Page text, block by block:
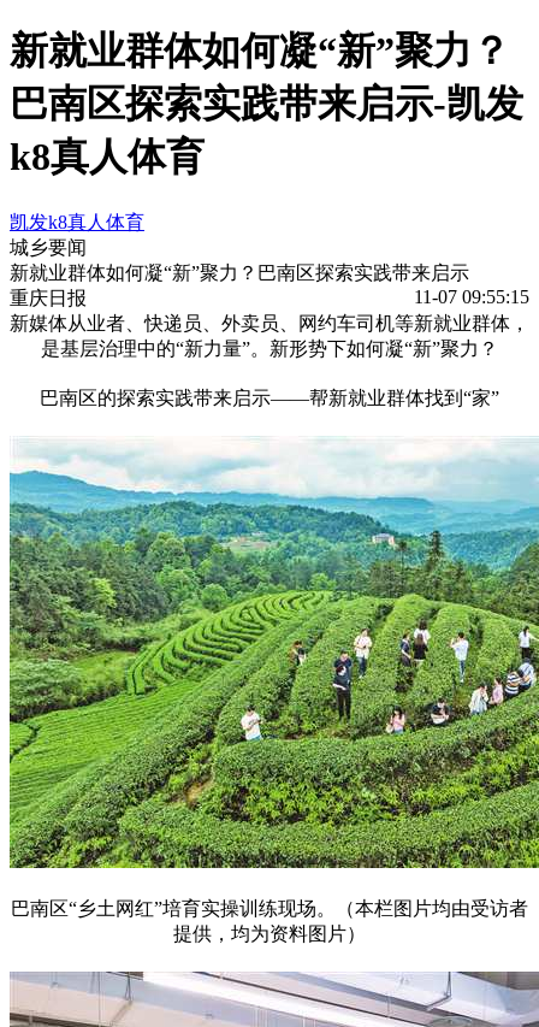
新就业群体如何凝“新”聚力？
巴南区探索实践带来启示-凯发
k8真人体育
凯发k8真人体育
城乡要闻
新就业群体如何凝“新”聚力？巴南区探索实践带来启示
重庆日报
11-07 09:55:15
新媒体从业者、快递员、外卖员、网约车司机等新就业群体，
是基层治理中的“新力量”。新形势下如何凝“新”聚力？
巴南区的探索实践带来启示——帮新就业群体找到“家”
巴南区“乡土网红”培育实操训练现场。（本栏图片均由受访者
提供，均为资料图片）